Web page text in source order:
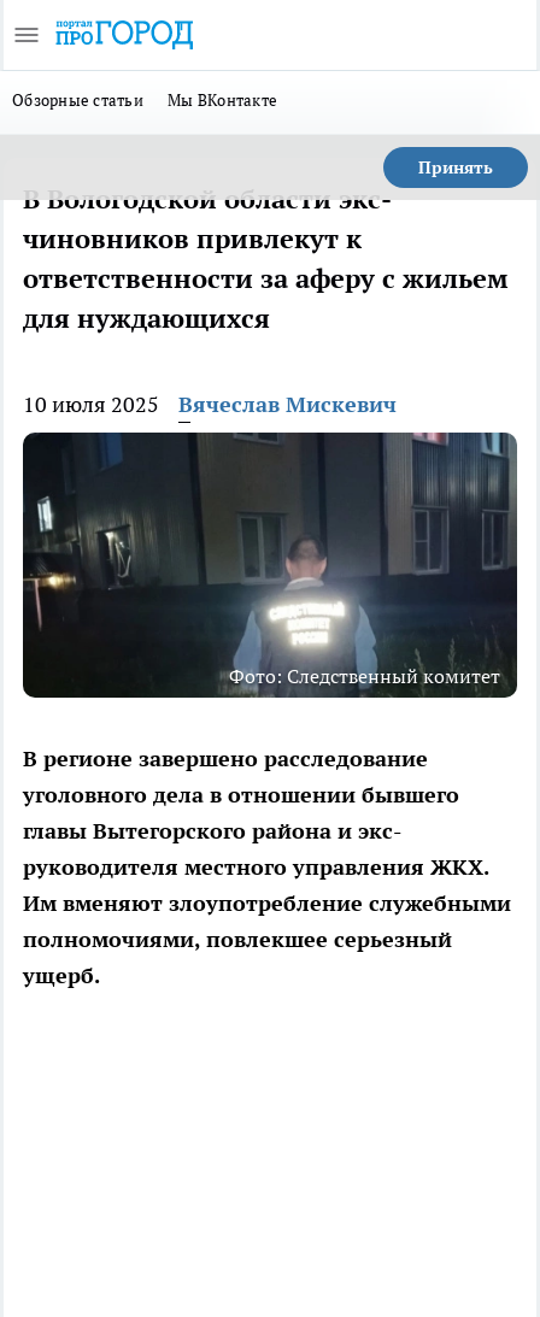
Обзорные статьи Мы ВКонтакте
Принять
В Вологодской области экс-
чиновников привлекут к
ответственности за аферу с жильем
для нуждающихся
10 июля 2025 Вячеслав Мискевич
Фото: Следственный комитет
В регионе завершено расследование
уголовного дела в отношении бывшего
главы Вытегорского района и экс-
руководителя местного управления ЖКХ.
Им вменяют злоупотребление служебными
полномочиями, повлекшее серьезный
ущерб.